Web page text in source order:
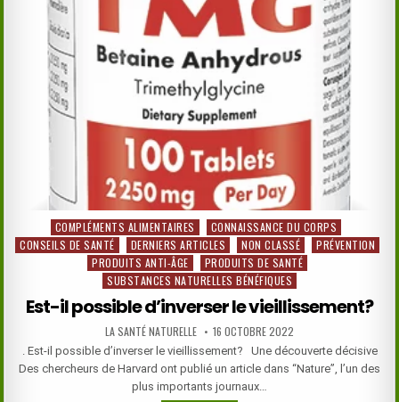
Posted
in
COMPLÉMENTS ALIMENTAIRES
CONNAISSANCE DU CORPS
CONSEILS DE SANTÉ
DERNIERS ARTICLES NON CLASSÉ
PRÉVENTION
PRODUITS ANTI-ÂGE
PRODUITS DE SANTÉ
SUBSTANCES NATURELLES BÉNÉFIQUES
Est-il possible d’inverser le vieillissement?
AUTHOR:
LA SANTÉ NATURELLE PUBLISHED
DATE:
16 OCTOBRE 2022
. Est-il possible d’inverser le vieillissement? Une découverte décisive
Des chercheurs de Harvard ont publié un article dans “Nature”, l’un des
plus importants journaux…